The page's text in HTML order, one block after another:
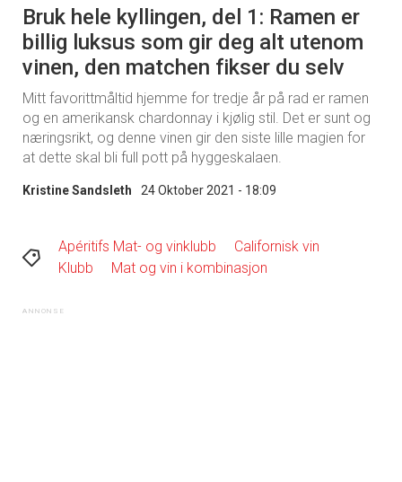
Bruk hele kyllingen, del 1: Ramen er
billig luksus som gir deg alt utenom
vinen, den matchen fikser du selv
Mitt favorittmåltid hjemme for tredje år på rad er ramen
og en amerikansk chardonnay i kjølig stil. Det er sunt og
næringsrikt, og denne vinen gir den siste lille magien for
at dette skal bli full pott på hyggeskalaen.
Kristine Sandsleth 24 Oktober 2021 - 18:09
Apéritifs Mat- og vinklubb
Californisk vin
Klubb
Mat og vin i kombinasjon